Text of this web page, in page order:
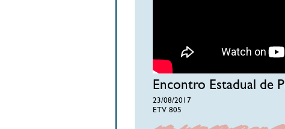
Encontro Estadual de
23/08/2017
ETV 805